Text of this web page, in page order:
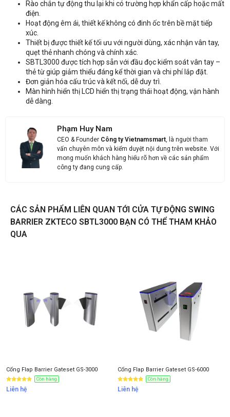
Rào chắn tự động thu lại khi có trường hợp khẩn cấp hoặc mất
điện.
Hoạt động êm ái, thiết kế không có đinh ốc trên bề mặt tiếp
xúc.
Thiết bị được thiết kế tối ưu với người dùng, xác nhận vân tay,
quẹt thẻ nhanh chóng và chính xác.
SBTL3000 được tích hợp sẵn với đầu đọc kiểm soát vân tay –
thẻ từ giúp giảm thiểu đáng kể thời gian và chi phí lắp đặt.
Đơn giản hóa cấu trúc và kết nối, dễ duy trì.
Màn hình hiển thị LCD hiển thị trạng thái hoạt động, vận hành
dễ dàng.
Phạm Huy Nam
CEO & Founder Công ty Vietnamsmart , là người tham
vấn chuyên môn và kiểm duyệt nội dung trên website. Với
mong muốn khách hàng hiểu rõ hơn về các sản phẩm
công ty đang cung cấp.
CÁC SẢN PHẨM LIÊN QUAN TỚI CỬA TỰ ĐỘNG SWING
BARRIER ZKTECO SBTL3000 BẠN CÓ THỂ THAM KHẢO
QUA
Cổng Flap Barrier Gateset GS-3000
Còn hàng
Liên hệ
Cổng Flap Barrier Gateset GS-6000
Còn hàng
Liên hệ
SBTL3000
Liên hệ
Tôi Không dùng